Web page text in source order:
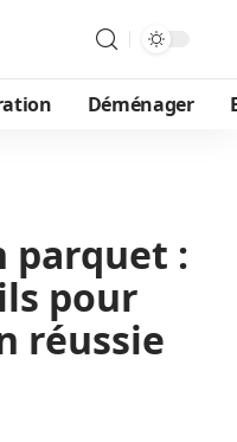
Déménager
parquet :
pour
réussie